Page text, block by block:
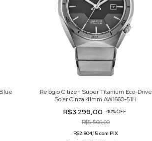
Relógio Citizen Super Titanium Eco-Drive
Solar Cinza 41mm AW1660-51H
R$3.299,00-40%OFF
R$5.500,00
R$2.804,15 com PIX